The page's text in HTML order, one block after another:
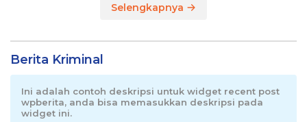
Selengkapnya
Berita Kriminal
Ini adalah contoh deskripsi untuk widget recent post
wpberita, anda bisa memasukkan deskripsi pada
widget ini.